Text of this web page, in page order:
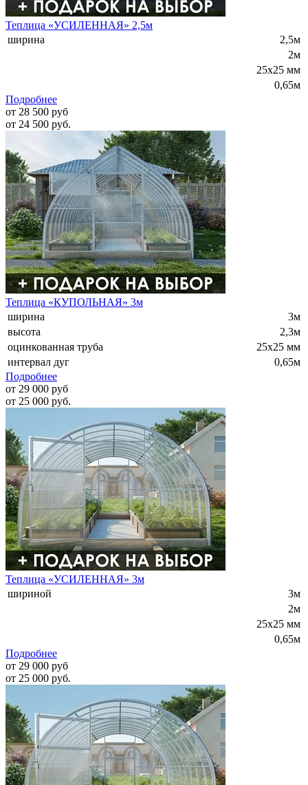
Теплица «УСИЛЕННАЯ» 2,5м
ширина
2,5м
2м
25x25 мм
0,65м
Подробнее
от 28 500 руб
от 24 500 руб.
Теплица «КУПОЛЬНАЯ» 3м
ширина
3м
высота
2,3м
оцинкованная труба
25х25 мм
интервал дуг
0,65м
Подробнее
от 29 000 руб
от 25 000 руб.
Теплица «УСИЛЕННАЯ» 3м
шириной
3м
2м
25x25 мм
0,65м
Подробнее
от 29 000 руб
от 25 000 руб.